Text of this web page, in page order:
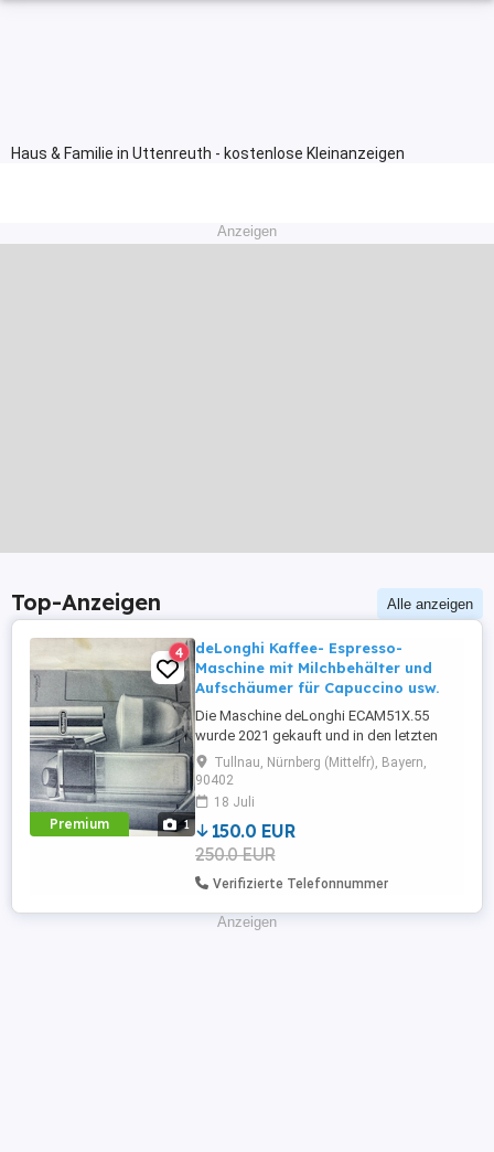
Haus & Familie in Uttenreuth - kostenlose Kleinanzeigen
Anzeigen
Top-Anzeigen Alle anzeigen
Premium 1
4
deLonghi Kaffee- Espresso-
Maschine mit Milchbehälter und
Aufschäumer für Capuccino usw.
Die Maschine deLonghi ECAM51X.55
wurde 2021 gekauft und in den letzten
drei Jahren selten (allenfalls zwei Mal pro
Woche) benutzt. Sie wurde regelmässig
gewartet und entkalkt und ist voll
Milchbehälter und schäumt Milch für
Capuccino und Latte Macchiato auf.
Ausserdem ...
Tullnau, Nürnberg (Mittelfr), Bayern,
90402
18 Juli
150.0 EUR
250.0 EUR
Verifizierte Telefonnummer
Anzeigen